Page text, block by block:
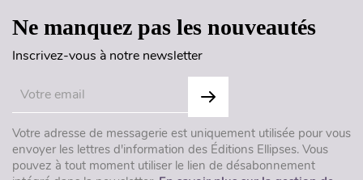
Ne manquez pas les nouveautés
Inscrivez-vous à notre newsletter
Votre adresse de messagerie est uniquement utilisée pour vous
envoyer les lettres d'information des Éditions Ellipses. Vous
pouvez à tout moment utiliser le lien de désabonnement